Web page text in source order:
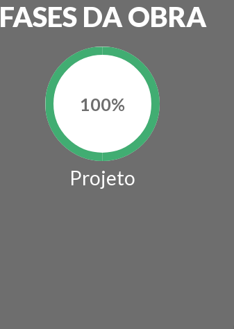
FASES DA OBRA
100%
Projeto